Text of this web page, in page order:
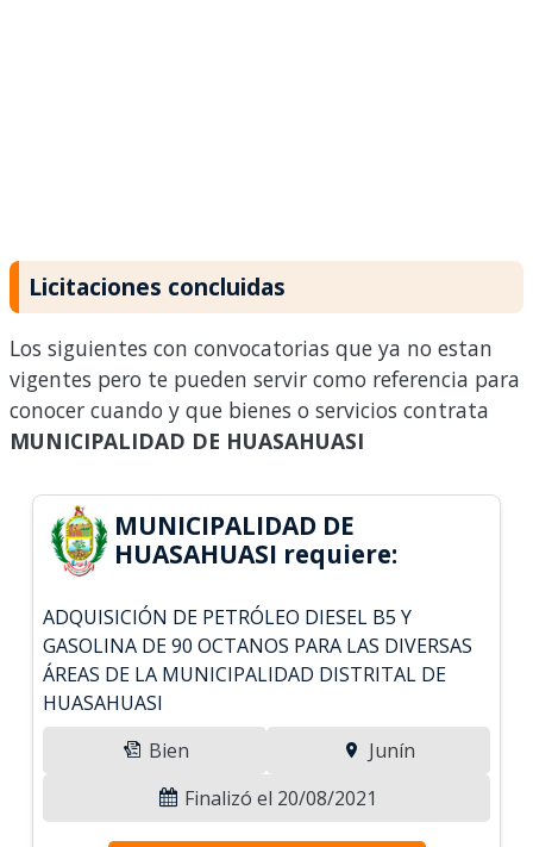
Licitaciones concluidas
Los siguientes con convocatorias que ya no estan
vigentes pero te pueden servir como referencia para
conocer cuando y que bienes o servicios contrata
MUNICIPALIDAD DE HUASAHUASI
MUNICIPALIDAD DE
HUASAHUASI requiere:
ADQUISICIÓN DE PETRÓLEO DIESEL B5 Y
GASOLINA DE 90 OCTANOS PARA LAS DIVERSAS
ÁREAS DE LA MUNICIPALIDAD DISTRITAL DE
HUASAHUASI
Bien
Junín
Finalizó el 20/08/2021